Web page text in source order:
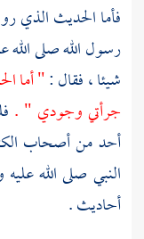
فأما الحديث الذي
رسول الله صلى
شيئا ، فقال :" أما
جرأتي وجودي " .
أحد من أصحاب
النبي صلى الله
أحاديث .